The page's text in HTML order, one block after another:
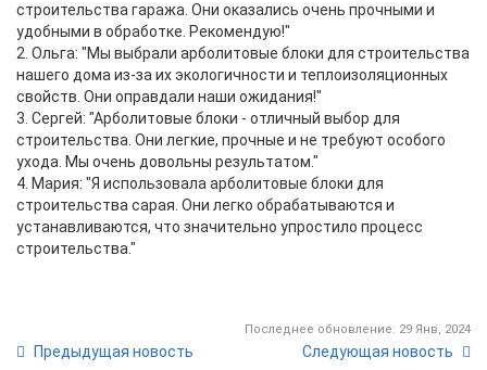
строительства гаража. Они оказались очень прочными и
удобными в обработке. Рекомендую!"
2. Ольга: "Мы выбрали арболитовые блоки для строительства
нашего дома из-за их экологичности и теплоизоляционных
свойств. Они оправдали наши ожидания!"
3. Сергей: "Арболитовые блоки - отличный выбор для
строительства. Они легкие, прочные и не требуют особого
ухода. Мы очень довольны результатом."
4. Мария: "Я использовала арболитовые блоки для
строительства сарая. Они легко обрабатываются и
устанавливаются, что значительно упростило процесс
строительства."
Последнее обновление: 29 Янв, 2024
Предыдущая новость Следующая новость